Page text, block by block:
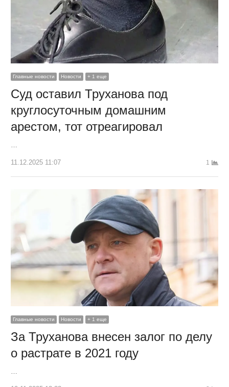
Главные новости Новости + 1 еще
Суд оставил Труханова под
круглосуточным домашним
арестом, тот отреагировал
…
11.12.2025 11:07 1
Главные новости Новости + 1 еще
За Труханова внесен залог по делу
о растрате в 2021 году